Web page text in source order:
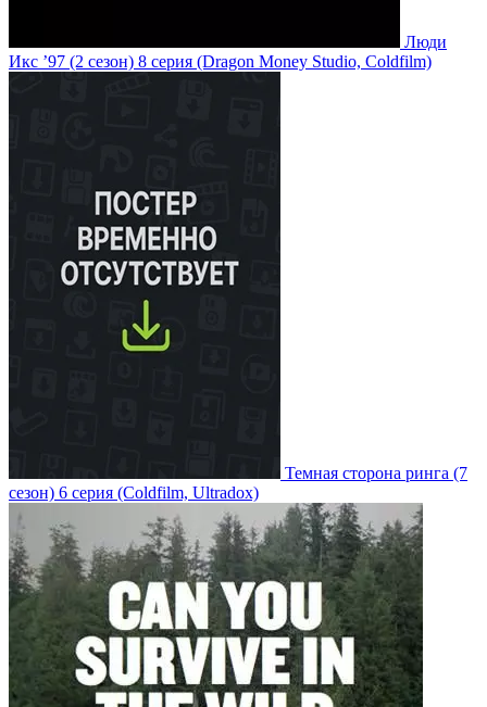
Люди
Икс ’97 (2 сезон) 8 серия (Dragon Money Studio, Coldfilm)
Темная сторона ринга (7
сезон) 6 серия (Coldfilm, Ultradox)